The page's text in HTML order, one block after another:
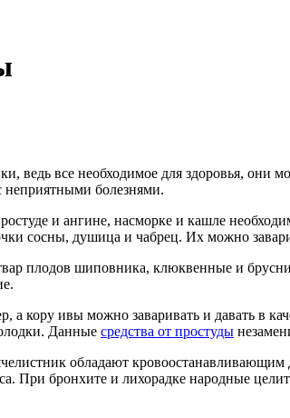
ведь все необходимое для здоровья,
неприятными болезнями.
и ангине, насморке и кашле
сосны, душица и чабрец. Их можно
плодов шиповника, клюквенные и
кору ивы можно заваривать и давать в
Данные средства от простуды
обладают
бронхите и лихорадке народные